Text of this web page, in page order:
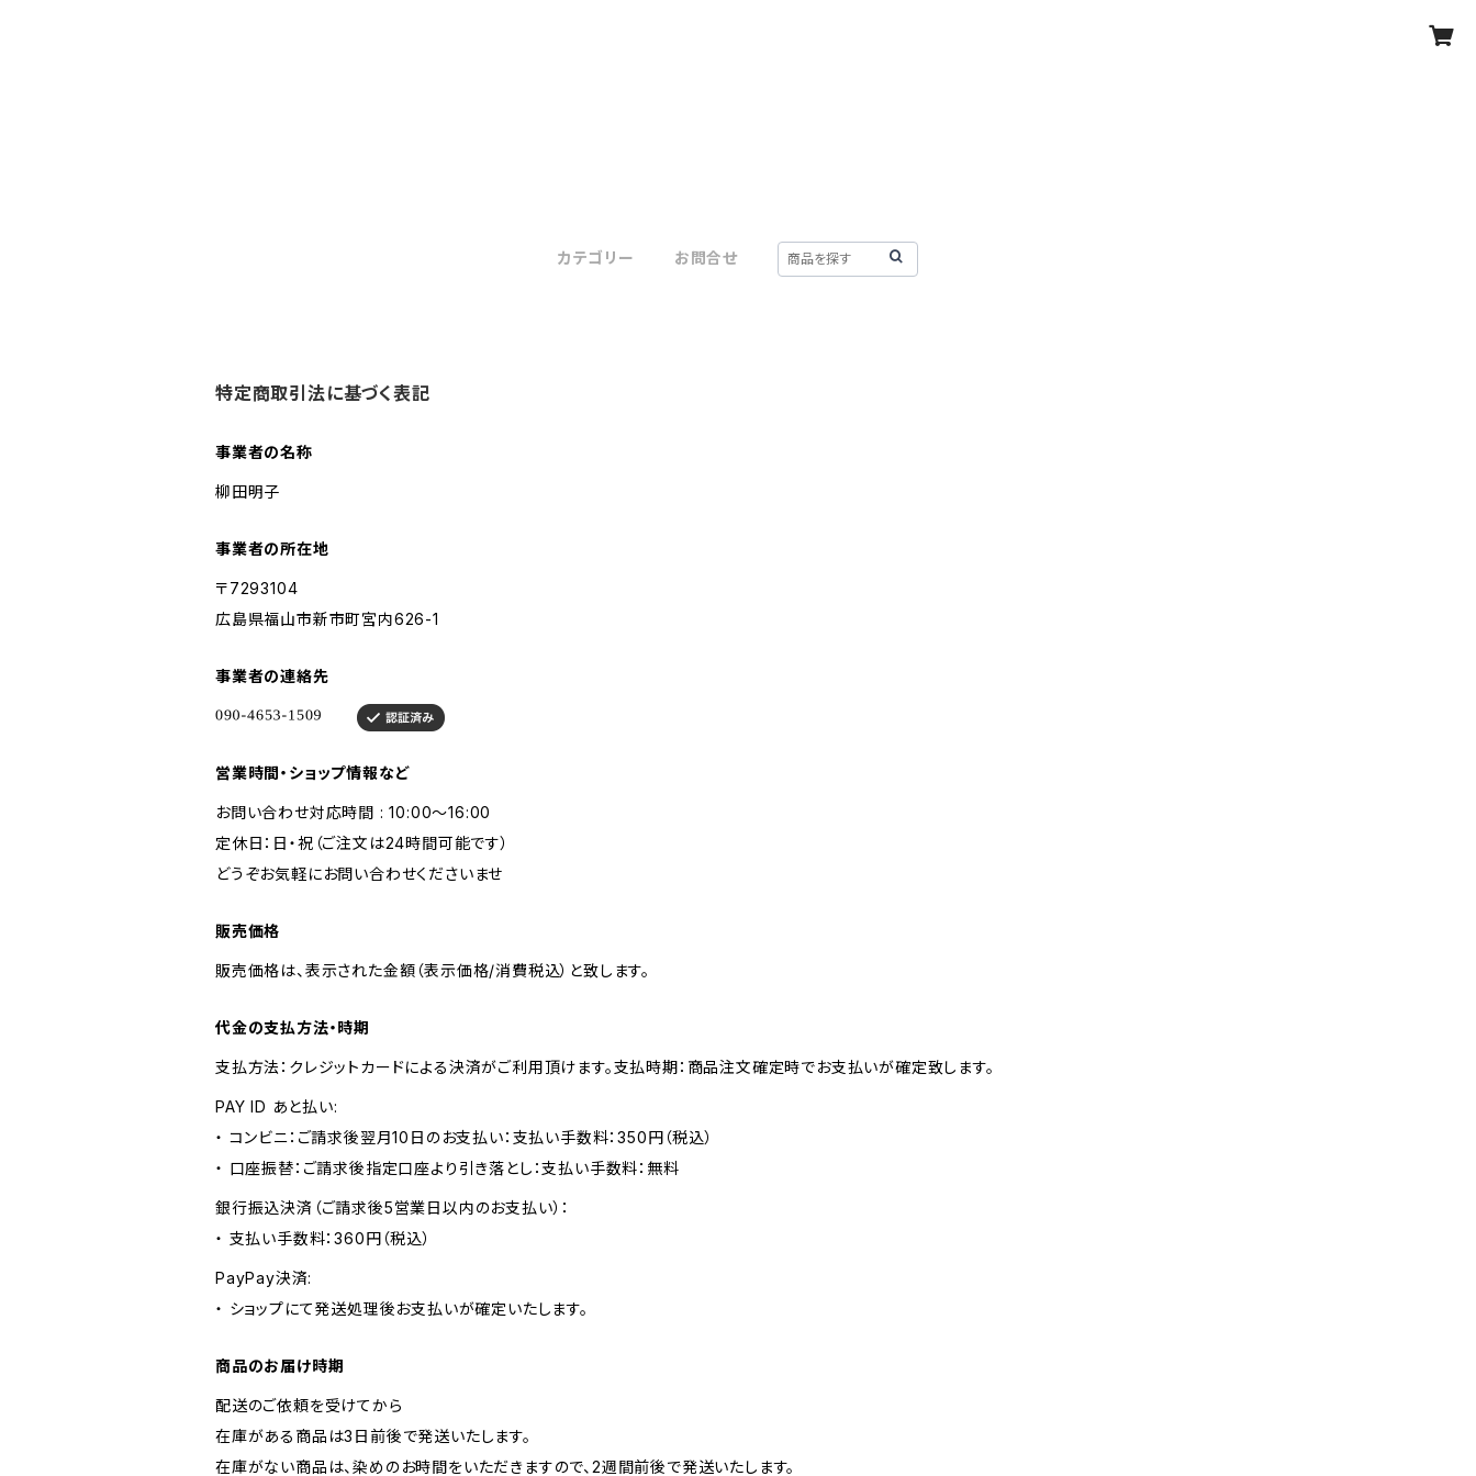
カテゴリー お問合せ
特定商取引法に基づく表記
事業者の名称
柳田明子
事業者の所在地
〒7293104
広島県福山市新市町宮内626-1
事業者の連絡先
営業時間・ショップ情報など
お問い合わせ対応時間 : 10:00〜16:00
定休日：日・祝（ご注文は24時間可能です）
どうぞお気軽にお問い合わせくださいませ
販売価格
販売価格は、表示された金額（表示価格/消費税込）と致します。
代金の支払方法・時期
支払方法：クレジットカードによる決済がご利用頂けます。支払時期：商品注文確定時でお支払いが確定致します。
PAY ID あと払い:
・ コンビニ：ご請求後翌月10日のお支払い：支払い手数料：350円（税込）
・ 口座振替：ご請求後指定口座より引き落とし：支払い手数料：無料
銀行振込決済（ご請求後5営業日以内のお支払い）：
・ 支払い手数料：360円（税込）
PayPay決済:
・ ショップにて発送処理後お支払いが確定いたします。
商品のお届け時期
配送のご依頼を受けてから
在庫がある商品は3日前後で発送いたします。
在庫がない商品は、染めのお時間をいただきますので、2週間前後で発送いたします。